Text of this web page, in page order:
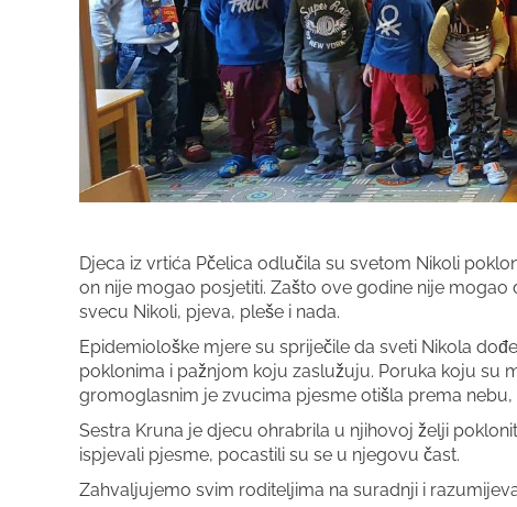
Djeca iz vrtića Pčelica odlučila su svetom Nikoli
on nije mogao posjetiti. Zašto ove godine nije
svecu Nikoli, pjeva, pleše i nada.
Epidemiološke mjere su spriječile da sveti Nikola
poklonima i pažnjom koju zaslužuju. Poruka koju su
gromoglasnim je zvucima pjesme otišla prema nebu,
Sestra Kruna je djecu ohrabrila u njihovoj želji
ispjevali pjesme, pocastili su se u njegovu čast.
Zahvaljujemo svim roditeljima na suradnji i